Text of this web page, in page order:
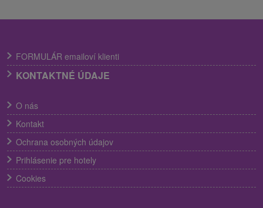
FORMULÁR emailoví klienti
KONTAKTNÉ ÚDAJE
O nás
Kontakt
Ochrana osobných údajov
Prihlásenie pre hotely
Cookies